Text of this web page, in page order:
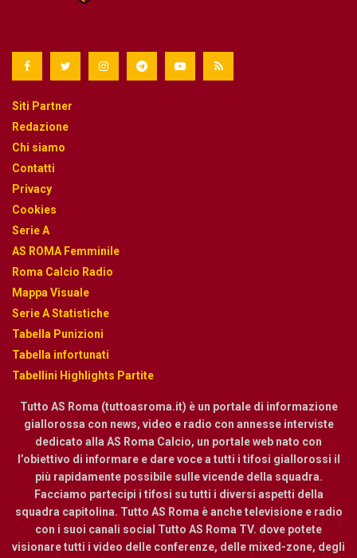
Siti Partner
Redazione
Chi siamo
Contatti
Privacy
Cookies
Serie A
AS ROMA Femminile
Roma Calcio Radio
Mappa Visuale
Serie A Statistiche
Tabella Punizioni
Tabella infortunati
Tabellini Highlights Partite
Tutto AS Roma (tuttoasroma.it) è un portale di informazione
giallorossa con news, video e radio con annesse interviste
dedicato alla AS Roma Calcio, un portale web nato con
l’obiettivo di informare e dare voce a tutti i tifosi giallorossi il
più rapidamente possibile sulle vicende della squadra.
Facciamo partecipi i tifosi su tutti i diversi aspetti della
squadra capitolina. Tutto AS Roma è anche televisione e radio
con i suoi canali social Tutto AS Roma TV. dove potete
visionare tutti i video delle conferenze, delle mixed-zone, degli